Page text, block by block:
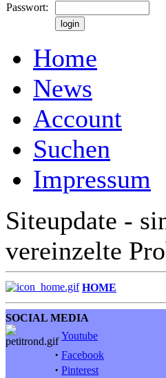
Passwort:
Home
News
Account
Suchen
Impressum
Siteupdate -
vereinzelte
HOME
SOCIAL MEDIA
Youtube
· Facebook
· Pinterest